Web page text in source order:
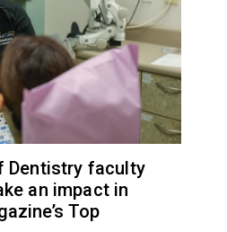
Dentistry faculty
an impact in
Top